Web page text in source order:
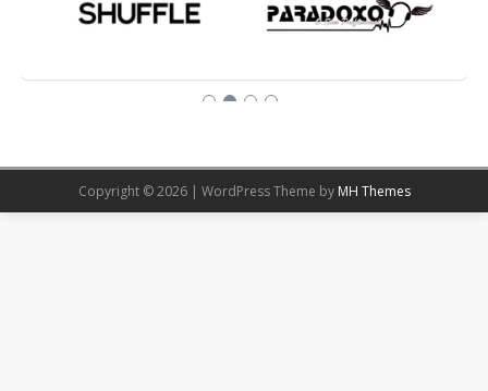
Copyright © 2026 | WordPress Theme by MH Themes